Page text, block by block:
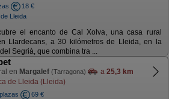
18 €
Lleida
el encanto de Cal Xolva, una casa rural
Llardecans, a 30 kilómetros de Lleida, en la
Segrià, que combina tra ...
en Margalef (Tarragona) a 25,3 km
de Lleida (Lleida)
69 €